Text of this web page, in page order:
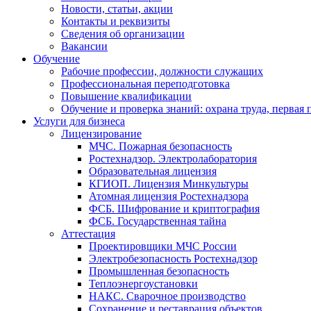
Новости, статьи, акции
Контакты и реквизиты
Сведения об организации
Вакансии
Обучение
Рабочие профессии, должности служащих
Профессиональная переподготовка
Повышение квалификации
Обучение и проверка знаний: охрана труда,
Услуги для бизнеса
Лицензирование
МЧС. Пожарная безопасность
Ростехнадзор. Электролаборатория
Образовательная лицензия
КГИОП. Лицензия Минкультуры
Атомная лицензия Ростехнадзора
ФСБ. Шифрование и криптография
ФСБ. Государственная тайна
Аттестация
Проектировщики МЧС России
Электробезопасность Ростехнадзор
Промышленная безопасность
Теплоэнергоустановки
НАКС. Сварочное производство
Сохранение и реставрация объектов